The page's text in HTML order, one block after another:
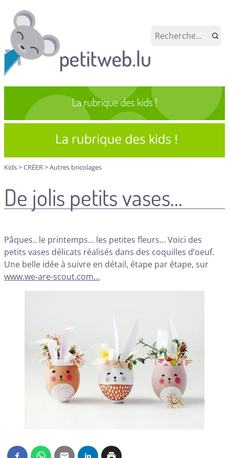
Kids>CRÉER>Autres bricolages
De jolis petits vases…
Pâques.. le printemps… les petites fleurs… Voici des
petits vases délicats réalisés dans des coquilles d’oeuf.
Une belle idée à suivre en détail, étape par étape, sur
www.we-are-scout.com…